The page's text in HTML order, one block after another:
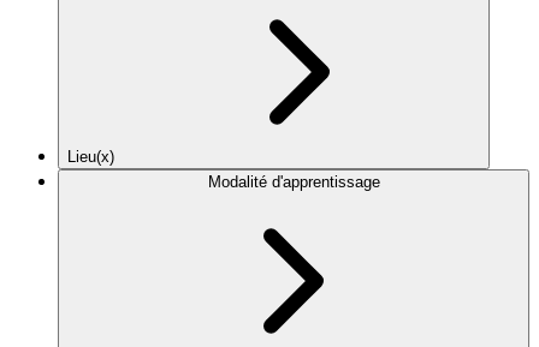
Lieu(x)
Modalité d'apprentissage